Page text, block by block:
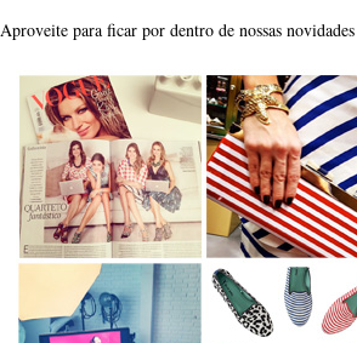
Aproveite para ficar por dentro de nossas